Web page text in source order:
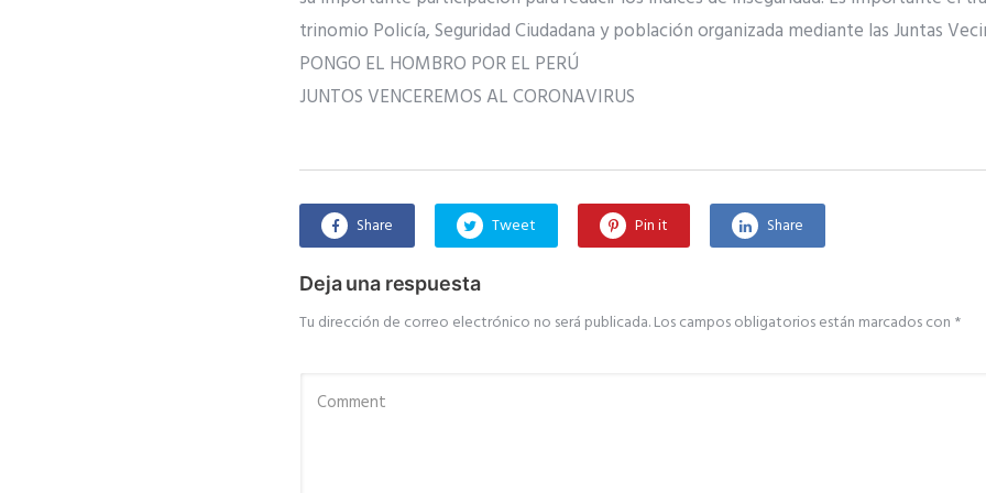
trinomio Policía, Seguridad Ciudadana y población organizada mediante las Juntas
PONGO EL HOMBRO POR EL PERÚ
JUNTOS VENCEREMOS AL CORONAVIRUS
Share Tweet Pin it Share
Deja una respuesta
Tu dirección de correo electrónico no será publicada.Los campos obligatorios están marcados con *